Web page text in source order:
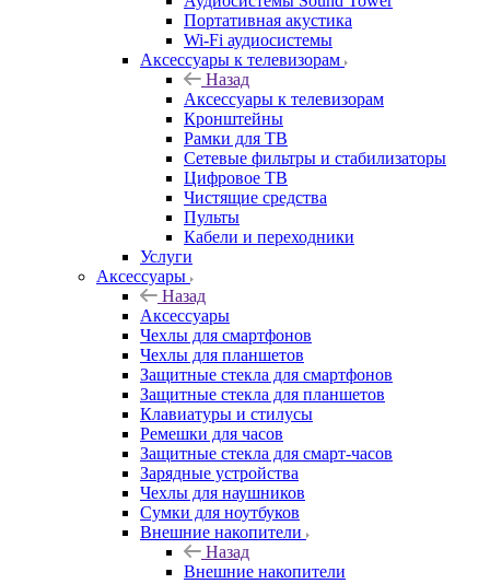
Портативная акустика
Wi-Fi аудиосистемы
Аксессуары к телевизорам
Назад
Аксессуары к телевизорам
Кронштейны
Рамки для ТВ
Сетевые фильтры и стабилизаторы
Цифровое ТВ
Чистящие средства
Пульты
Кабели и переходники
Услуги
Аксессуары
Назад
Аксессуары
Чехлы для смартфонов
Чехлы для планшетов
Защитные стекла для смартфонов
Защитные стекла для планшетов
Клавиатуры и стилусы
Ремешки для часов
Защитные стекла для смарт-часов
Зарядные устройства
Чехлы для наушников
Сумки для ноутбуков
Внешние накопители
Назад
Внешние накопители